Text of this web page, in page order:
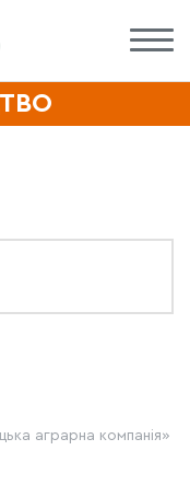
аграрна компанія»